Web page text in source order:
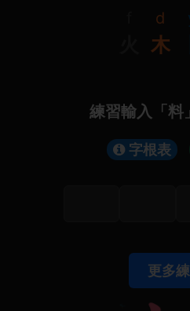
d
木
練習輸入「料
字根表
更多